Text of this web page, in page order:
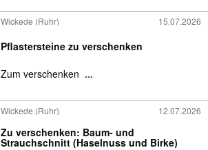
Wickede (Ruhr) 15.07.2026
Pflastersteine zu verschenken
Zum verschenken ...
Wickede (Ruhr) 12.07.2026
Zu verschenken: Baum- und
Strauchschnitt (Haselnuss und Birke)